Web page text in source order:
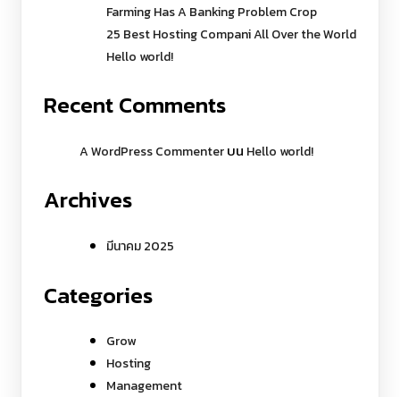
Farming Has A Banking Problem Crop
25 Best Hosting Compani All Over the World
Hello world!
Recent Comments
A WordPress Commenterบน Hello world!
Archives
มีนาคม 2025
Categories
Grow
Hosting
Management